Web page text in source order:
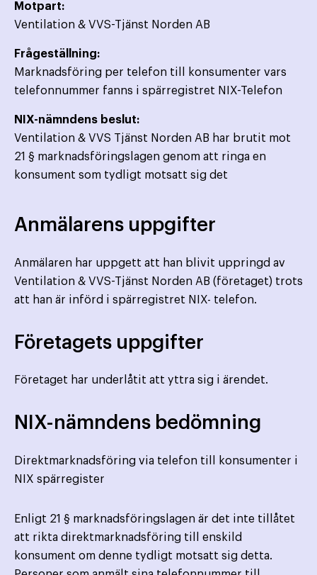
Motpart:
Ventilation & VVS-Tjänst Norden AB
Frågeställning:
Marknadsföring per telefon till konsumenter vars
telefonnummer fanns i spärregistret NIX-Telefon
NIX-nämndens beslut:
Ventilation & VVS Tjänst Norden AB har brutit mot
21 § marknadsföringslagen genom att ringa en
konsument som tydligt motsatt sig det
Anmälarens uppgifter
Anmälaren har uppgett att han blivit uppringd av
Ventilation & VVS-Tjänst Norden AB (företaget) trots
att han är införd i spärregistret NIX- telefon.
Företagets uppgifter
Företaget har underlåtit att yttra sig i ärendet.
NIX-nämndens bedömning
Direktmarknadsföring via telefon till konsumenter i
NIX spärregister
Enligt 21 § marknadsföringslagen är det inte tillåtet
att rikta direktmarknadsföring till enskild
konsument om denne tydligt motsatt sig detta.